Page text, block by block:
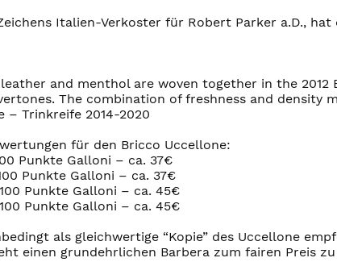
Italien-Verkoster für Robert Parker a.D.,
and menthol are woven together in the
The combination of freshness and
– Trinkreife 2014-2020
für den Bricco Uccellone:
Punkte Galloni – ca. 37€
Punkte Galloni – ca. 37€
Punkte Galloni – ca. 45€
Punkte Galloni – ca. 45€
als gleichwertige “Kopie” des Uccellone
einen grundehrlichen Barbera zum fairen Preis